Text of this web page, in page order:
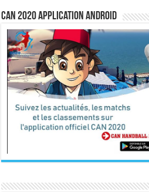
CAN 2020 Application Android